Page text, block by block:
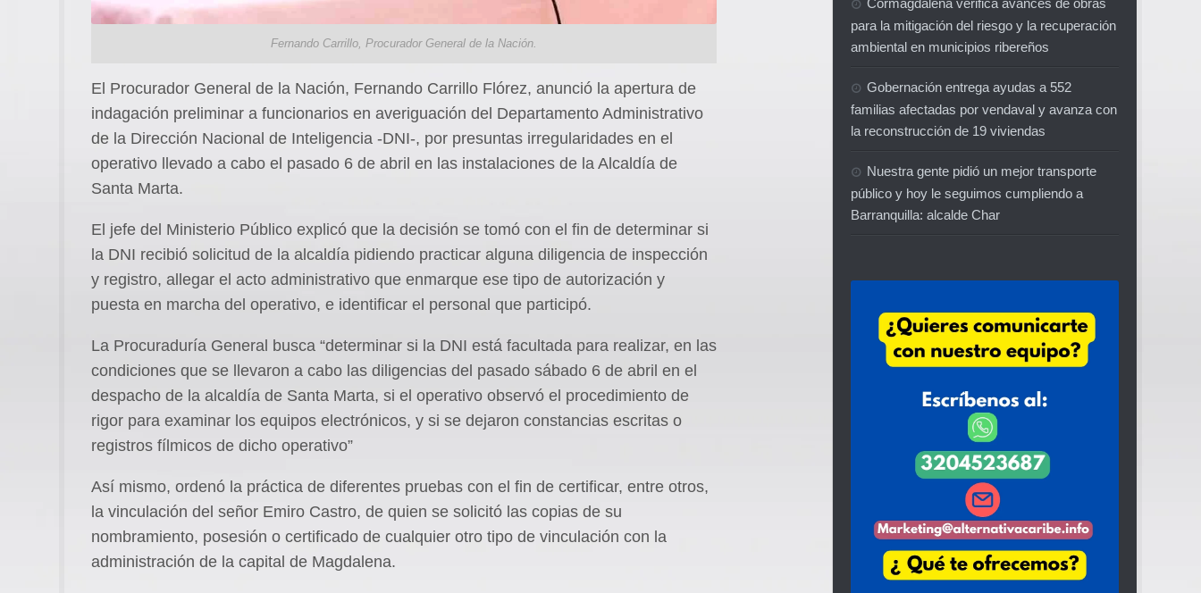
Fernando Carrillo, Procurador General de la Nación.
El Procurador General de la Nación, Fernando Carrillo Flórez, anunció la apertura de
indagación preliminar a funcionarios en averiguación del Departamento Administrativo
de la Dirección Nacional de Inteligencia -DNI-, por presuntas irregularidades en el
operativo llevado a cabo el pasado 6 de abril en las instalaciones de la Alcaldía de
Santa Marta.
El jefe del Ministerio Público explicó que la decisión se tomó con el fin de determinar si
la DNI recibió solicitud de la alcaldía pidiendo practicar alguna diligencia de inspección
y registro, allegar el acto administrativo que enmarque ese tipo de autorización y
puesta en marcha del operativo, e identificar el personal que participó.
La Procuraduría General busca “determinar si la DNI está facultada para realizar, en las
condiciones que se llevaron a cabo las diligencias del pasado sábado 6 de abril en el
despacho de la alcaldía de Santa Marta, si el operativo observó el procedimiento de
rigor para examinar los equipos electrónicos, y si se dejaron constancias escritas o
registros fílmicos de dicho operativo”
Así mismo, ordenó la práctica de diferentes pruebas con el fin de certificar, entre otros,
la vinculación del señor Emiro Castro, de quien se solicitó las copias de su
nombramiento, posesión o certificado de cualquier otro tipo de vinculación con la
administración de la capital de Magdalena.
para la mitigación del riesgo y la recuperación
ambiental en municipios ribereños
Gobernación entrega ayudas a 552
familias afectadas por vendaval y avanza con
la reconstrucción de 19 viviendas
Nuestra gente pidió un mejor transporte
público y hoy le seguimos cumpliendo a
Barranquilla: alcalde Char